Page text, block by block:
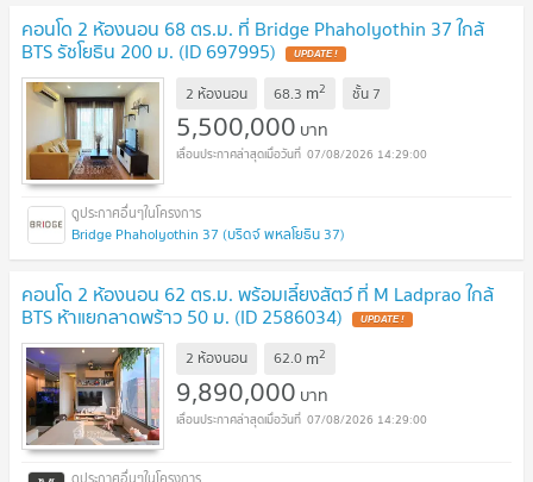
คอนโด 2 ห้องนอน 68 ตร.ม. ที่ Bridge Phaholyothin 37 ใกล้
BTS รัชโยธิน 200 ม. (ID 697995)
2 ห้องนอน 68.3 m2 ชั้น 7
5,500,000 บาท
07/08/2026 14:29:00
Bridge Phaholyothin 37 (บริดจ์ พหลโยธิน 37)
คอนโด 2 ห้องนอน 62 ตร.ม. พร้อมเลี้ยงสัตว์ ที่ M Ladprao ใกล้
BTS ห้าแยกลาดพร้าว 50 ม. (ID 2586034)
2 ห้องนอน 62.0 m2
9,890,000 บาท
07/08/2026 14:29:00